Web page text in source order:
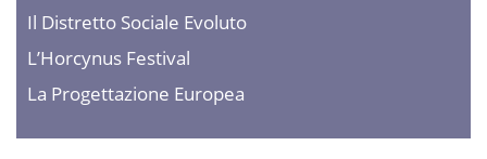
Il Distretto Sociale Evoluto
L’Horcynus Festival
La Progettazione Europea